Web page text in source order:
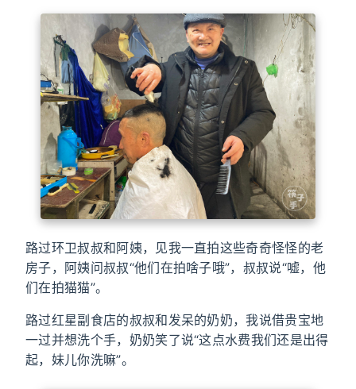
路过环卫叔叔和阿姨，见我一直拍这些奇奇怪怪的老
房子，阿姨问叔叔“他们在拍啥子哦”，叔叔说“嘘，他
们在拍猫猫”。
路过红星副食店的叔叔和发呆的奶奶，我说借贵宝地
一过并想洗个手，奶奶笑了说“这点水费我们还是出得
起，妹儿你洗嘛”。